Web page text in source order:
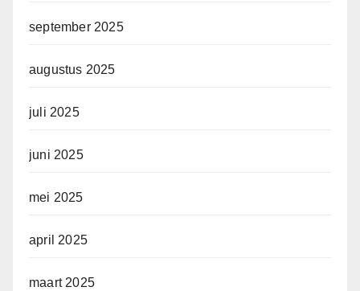
september 2025
augustus 2025
juli 2025
juni 2025
mei 2025
april 2025
maart 2025